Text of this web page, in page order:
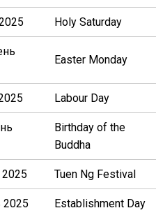
Holy Saturday
Easter Monday
Labour Day
Birthday of the
Buddha
2025 Tuen Ng Festival
2025 Establishment Day